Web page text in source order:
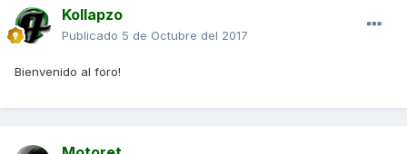
Kollapzo
Publicado 5 de Octubre del 2017
Bienvenido al foro!